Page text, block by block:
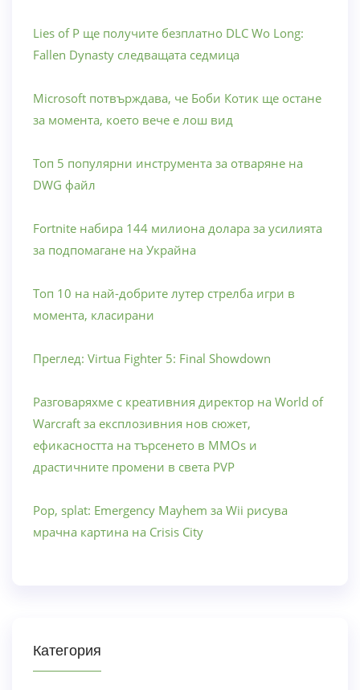
Lies of P ще получите безплатно DLC Wo Long:
Fallen Dynasty следващата седмица
Microsoft потвърждава, че Боби Котик ще остане
за момента, което вече е лош вид
Топ 5 популярни инструмента за отваряне на
DWG файл
Fortnite набира 144 милиона долара за усилията
за подпомагане на Украйна
Топ 10 на най-добрите лутер стрелба игри в
момента, класирани
Преглед: Virtua Fighter 5: Final Showdown
Разговаряхме с креативния директор на World of
Warcraft за експлозивния нов сюжет,
ефикасността на търсенето в MMOs и
драстичните промени в света PVP
Pop, splat: Emergency Mayhem за Wii рисува
мрачна картина на Crisis City
Категория